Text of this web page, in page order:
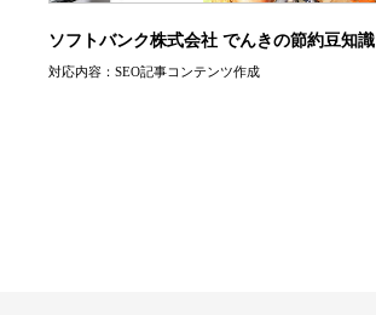
ソフトバンク株式会社 でんきの節約豆知識
対応内容：SEO記事コンテンツ作成